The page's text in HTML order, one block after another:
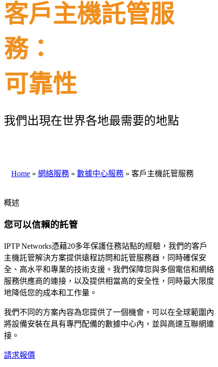
客戶主機託管服
務：
可靠性
我們出現在世界各地最需要的地點
Home » 網絡服務 » 數據中心服務 » 客戶主機託管服務
概述
您可以信賴的託管
IPTP Networks憑藉20多年保護任務站點的經驗，我們的客戶
主機託管解決方案提供遠程訪問和託管服務器，同時確保安
全、高水平和專業的技術支援。我們保障您與多個電信和網絡
服務供應商的連接，以及提供相當高的安全性，同時最大限度
地降低您的成本和工作量。
我們不同的方案內容為您提供了一個機會，可以在全球範圍內
將設備安裝在具有專門配備的數據中心內，並與高速互聯網連
接。
請求報價